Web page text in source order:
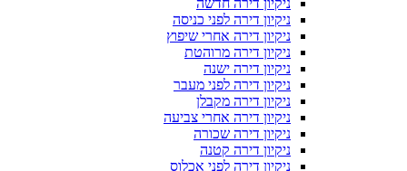
ניקיון דירה חדשה
ניקיון דירה לפני כניסה
ניקיון דירה אחרי שיפוץ
ניקיון דירה מרוהטת
ניקיון דירה ישנה
ניקיון דירה לפני מעבר
ניקיון דירה מקבלן
ניקיון דירה אחרי צביעה
ניקיון דירה שכורה
ניקיון דירה קטנה
ניקיון דירה לפני אכלוס